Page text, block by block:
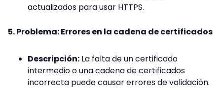
actualizados para usar HTTPS.
5. Problema: Errores en la cadena de certificados
Descripción: La falta de un certificado
intermedio o una cadena de certificados
incorrecta puede causar errores de validación.